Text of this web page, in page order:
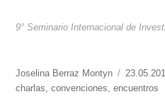
9° Seminario Internacional de
https://www.experimenta.es/author/
berraz-
Joselina Berraz Montyn
el
charlas,convenciones,encuentros